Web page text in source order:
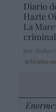
Diario
Hazte
La
Artículos